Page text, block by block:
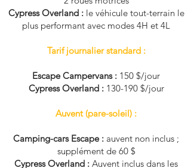
Cypress Overland :le véhicule tout-terrain le
plus performant avec modes 4H et 4L
Tarif journalier standard :
Escape Campervans : 150 $/jour
Cypress Overland :130-190 $/jour
Auvent (pare-soleil) :
Camping-cars Escape : auvent non inclus ;
supplément de 60 $
Cypress Overland : Auvent inclus dans les